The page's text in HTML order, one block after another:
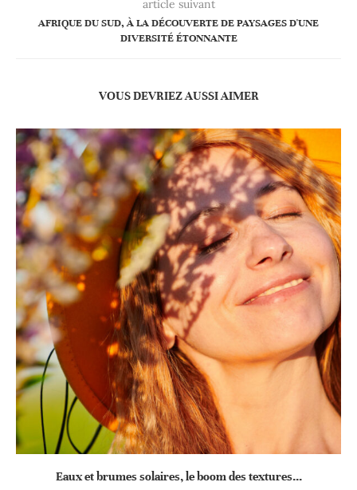
article suivant
AFRIQUE DU SUD, À LA DÉCOUVERTE DE PAYSAGES D'UNE
DIVERSITÉ ÉTONNANTE
VOUS DEVRIEZ AUSSI AIMER
Eaux et brumes solaires, le boom des textures...